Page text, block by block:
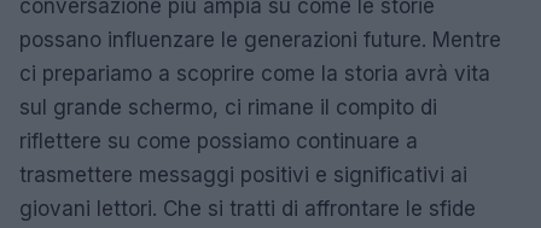
conversazione più ampia su come le storie
possano influenzare le generazioni future. Mentre
ci prepariamo a scoprire come la storia avrà vita
sul grande schermo, ci rimane il compito di
riflettere su come possiamo continuare a
trasmettere messaggi positivi e significativi ai
giovani lettori. Che si tratti di affrontare le sfide